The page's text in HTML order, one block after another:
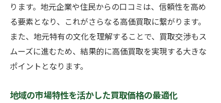
購入者行動の変化を捉える
信頼できる地元業者の選び方で買取価格を向上
させる
優良業者の見極め基準
口コミ評価の活用法
ります。地元企業や住民からの口コミは、信頼性を高め
る要素となり、これがさらなる高価買取に繋がります。
また、地元特有の文化を理解することで、買取交渉もス
ムーズに進むため、結果的に高価買取を実現する大きな
ポイントとなります。
地域の市場特性を活かした買取価格の最適化